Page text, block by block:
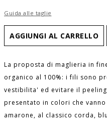
Guida alle taglie
La proposta di maglieria in
organico al 100%: i fili sono
vestibilita' ed evitare il
presentato in colori che
amarone, al classico corda,